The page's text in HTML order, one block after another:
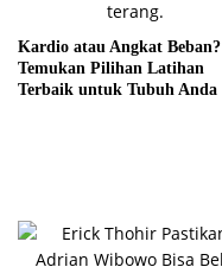
Kardio atau Angkat Beban?
Temukan Pilihan Latihan
Terbaik untuk Tubuh Anda